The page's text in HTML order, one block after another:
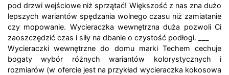
pod drzwi wejściowe niż sprzątać! Większość z nas zna dużo
lepszych wariantów spędzania wolnego czasu niż zamiatanie
czy mopowanie. Wycieraczka wewnętrzna duża pozwoli Ci
zaoszczędzić czas i siły na dbanie o czystość podłogi. ___
Wycieraczki wewnętrzne do domu marki Techem cechuje
bogaty wybór różnych wariantów kolorystycznych i
rozmiarów (w ofercie jest na przykład wycieraczka kokosowa